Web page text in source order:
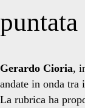
Gerardo Cioria,
andate in onda
La rubrica ha